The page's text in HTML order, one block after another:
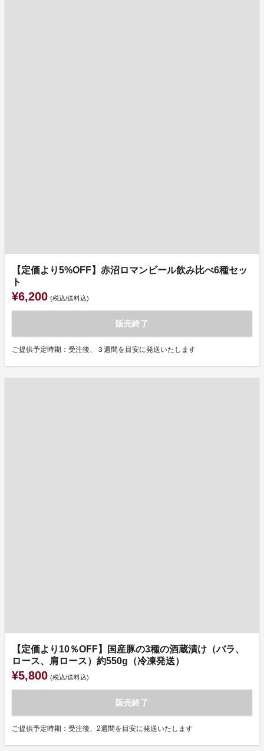
【定価より5%OFF】赤沼ロマンビール飲み比べ6種セッ
ト
¥6,200 (税込/送料込)
販売終了
ご提供予定時期：受注後、３週間を目安に発送いたします
【定価より10％OFF】国産豚の3種の酒蔵漬け（バラ、
ロース、肩ロース）約550g（冷凍発送）
¥5,800 (税込/送料込)
販売終了
ご提供予定時期：受注後、2週間を目安に発送いたします